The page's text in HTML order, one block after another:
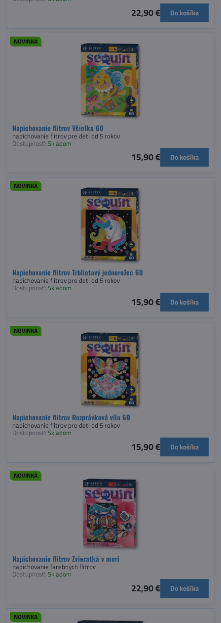
22,90 € Do košíka
Napichovanie flitrov Včielka 60
NOVINKA
napichovanie flitrov pre deti od 5 rokov
Dostupnosť: Skladom
15,90 € Do košíka
Napichovanie flitrov Trblietavý jednorožec 60
NOVINKA
napichovanie flitrov pre deti od 5 rokov
Dostupnosť: Skladom
15,90 € Do košíka
Napichovanie flitrov Rozprávková víla 60
NOVINKA
napichovanie flitrov pre deti od 5 rokov
Dostupnosť: Skladom
15,90 € Do košíka
Napichovanie flitrov Zvieratká v mori
NOVINKA
napichovanie farebných flitrov
Dostupnosť: Skladom
22,90 € Do košíka
NOVINKA